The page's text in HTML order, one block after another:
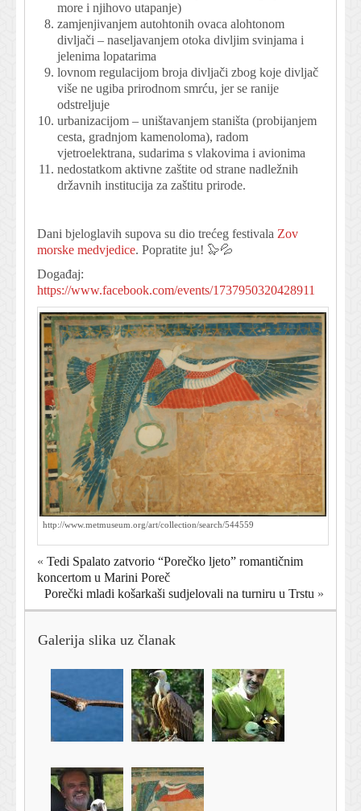
more i njihovo utapanje)
zamjenjivanjem autohtonih ovaca alohtonom
divljači – naseljavanjem otoka divljim svinjama i
jelenima lopatarima
lovnom regulacijom broja divljači zbog koje divljač
više ne ugiba prirodnom smrću, jer se ranije
odstreljuje
urbanizacijom – uništavanjem staništa (probijanjem
cesta, gradnjom kamenoloma), radom
vjetroelektrana, sudarima s vlakovima i avionima
nedostatkom aktivne zaštite od strane nadležnih
državnih institucija za zaštitu prirode.
Dani bjeloglavih supova su dio trećeg festivala Zov
morske medvjedice. Popratite ju! 🦭💦
Događaj:
https://www.facebook.com/events/1737950320428911
http://www.metmuseum.org/art/collection/search/544559
« Tedi Spalato zatvorio “Porečko ljeto” romantičnim
koncertom u Marini Poreč
Porečki mladi košarkaši sudjelovali na turniru u Trstu »
Galerija slika uz članak